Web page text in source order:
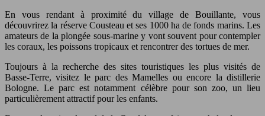
En vous rendant à proximité du village de Bouillante, vous
découvrirez la réserve Cousteau et ses 1000 ha de fonds marins. Les
amateurs de la plongée sous-marine y vont souvent pour contempler
les coraux, les poissons tropicaux et rencontrer des tortues de mer.
Toujours à la recherche des sites touristiques les plus visités de
Basse-Terre, visitez le parc des Mamelles ou encore la distillerie
Bologne. Le parc est notamment célèbre pour son zoo, un lieu
particulièrement attractif pour les enfants.